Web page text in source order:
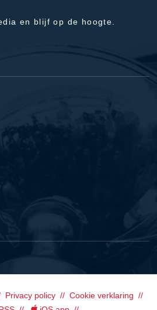
en blijf op de hoogte.
Privacy policy
Cookie verklaring